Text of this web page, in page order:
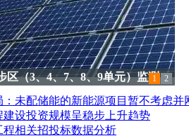
分点位绿化提升项目（北三环、
结果公告
1 2
：未配储能的新能源项目暂不考虑并
建设投资规模呈稳步上升趋势
程相关招投标数据分析